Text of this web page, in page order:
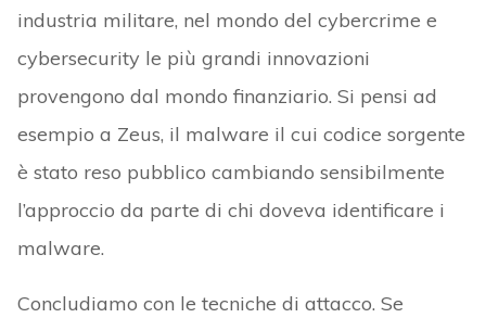
industria militare, nel mondo del cybercrime e
cybersecurity le più grandi innovazioni
provengono dal mondo finanziario. Si pensi ad
esempio a Zeus, il malware il cui codice sorgente
è stato reso pubblico cambiando sensibilmente
l’approccio da parte di chi doveva identificare i
malware.
Concludiamo con le tecniche di attacco. Se